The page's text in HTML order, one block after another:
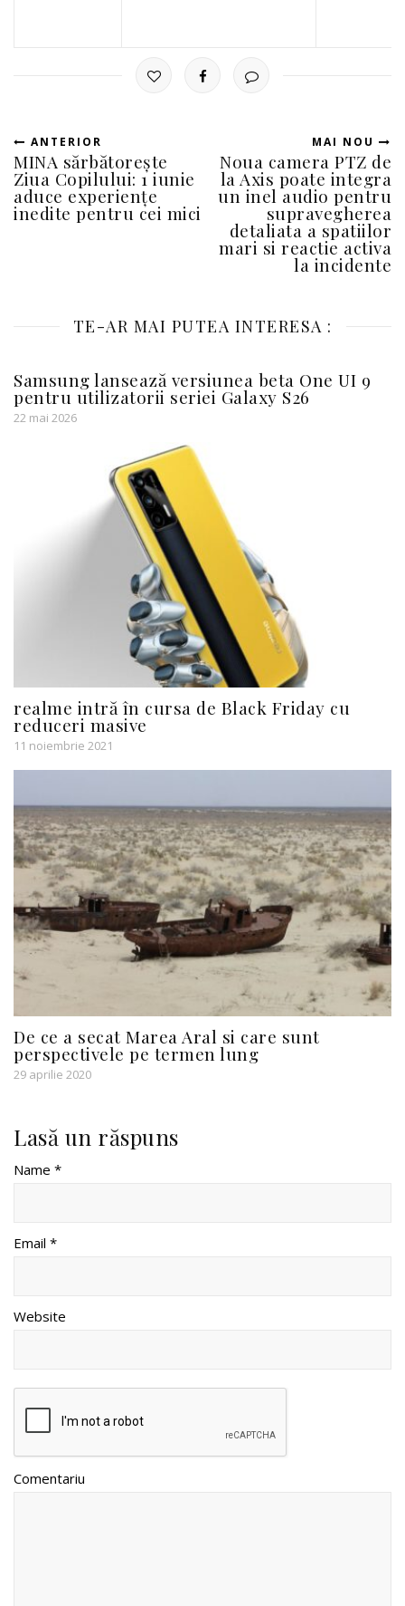
ANTERIOR
MINA sărbătorește
Ziua Copilului: 1 iunie
aduce experiențe
inedite pentru cei mici
MAI NOU
Noua camera PTZ de
la Axis poate integra
un inel audio pentru
supravegherea
detaliata a spatiilor
mari si reactie activa
la incidente
TE-AR MAI PUTEA INTERESA :
Samsung lansează versiunea beta One UI 9
pentru utilizatorii seriei Galaxy S26
22 mai 2026
realme intră în cursa de Black Friday cu
reduceri masive
11 noiembrie 2021
De ce a secat Marea Aral si care sunt
perspectivele pe termen lung
29 aprilie 2020
Lasă un răspuns
Name *
Email *
Website
Comentariu